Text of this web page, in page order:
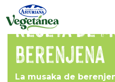
Receta de
berenjena
La musaka de